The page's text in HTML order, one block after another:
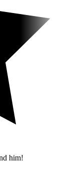
him!